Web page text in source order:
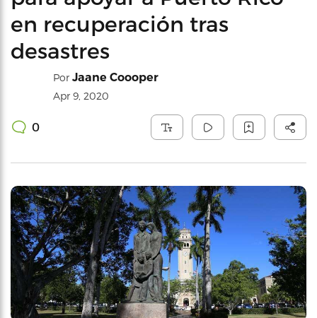
en recuperación tras
desastres
Por Jaane Coooper
Apr 9, 2020
0